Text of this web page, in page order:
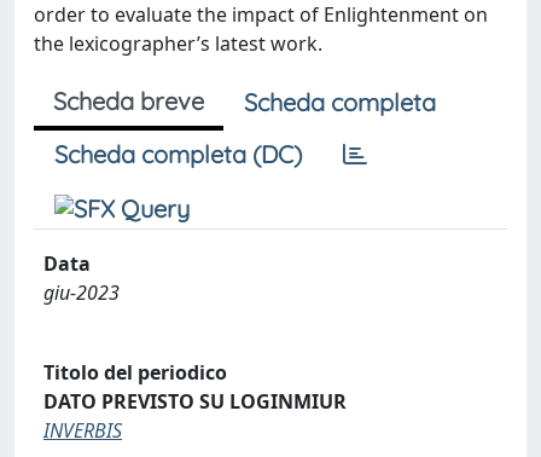
order to evaluate the impact of Enlightenment on
the lexicographer’s latest work.
Scheda breve
Scheda completa
Scheda completa (DC)
Data
giu-2023
Titolo del periodico
DATO PREVISTO SU LOGINMIUR
INVERBIS